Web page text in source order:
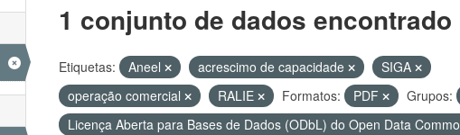
1 conjunto de dados encontrado
Etiquetas: Aneel acrescimo de capacidade
SIGA
operação comercial
RALIE Formatos: PDF Grupos:
Licença Aberta para Bases de Dados (ODbL) do Open Data